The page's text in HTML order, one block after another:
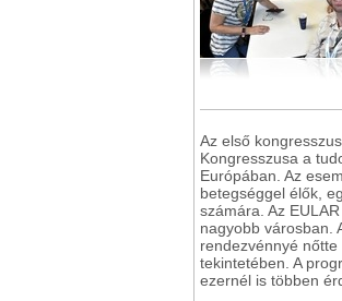
Az első
Kongresszusa a
Európában. Az
betegséggel élők,
számára. Az
nagyobb városban.
rendezvénnyé
tekintetében. A
ezernél is többen